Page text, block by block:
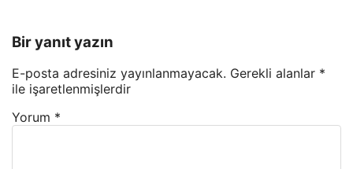
Bir yanıt yazın
E-posta adresiniz yayınlanmayacak. Gerekli alanlar *
ile işaretlenmişlerdir
Yorum *